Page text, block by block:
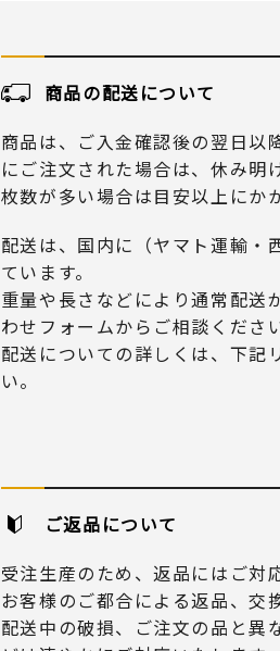
商品の配送について
商品は、ご入金確認後の翌日以
にご注文された場合は、休み明
枚数が多い場合は目安以上にか
配送は、国内に（ヤマト運輸・
ています。
重量や長さなどにより通常配送
わせフォームからご相談ください
配送についての詳しくは、下記
い。
ご返品について
受注生産のため、返品にはご対
お客様のご都合による返品、交
配送中の破損、ご注文の品と異